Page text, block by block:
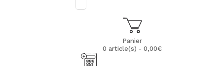
Panier
0 article(s) - 0,00€